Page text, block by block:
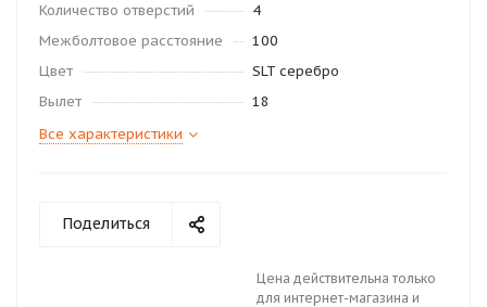
Количество отверстий
4
Межболтовое расстояние
100
Цвет
SLT серебро
Вылет
18
Все характеристики
Поделиться
Цена действительна только
для интернет-магазина и